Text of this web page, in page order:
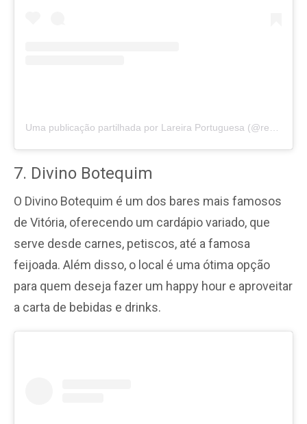
Uma publicação partilhada por Lareira Portuguesa (@restaurantelareiraportuguesa)
7. Divino Botequim
O Divino Botequim é um dos bares mais famosos
de Vitória, oferecendo um cardápio variado, que
serve desde carnes, petiscos, até a famosa
feijoada. Além disso, o local é uma ótima opção
para quem deseja fazer um happy hour e aproveitar
a carta de bebidas e drinks.